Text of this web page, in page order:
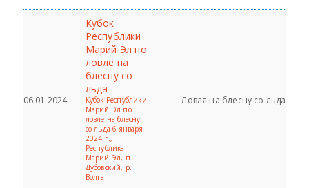
06.01.2024
Кубок
Республики
Марий Эл по
ловле на
блесну со
льда
Кубок Республики
Марий Эл по
ловле на блесну
со льда 6 января
2024 г.,
Республика
Марий Эл, п.
Дубовский, р.
Волга
Ловля на блесну со льда